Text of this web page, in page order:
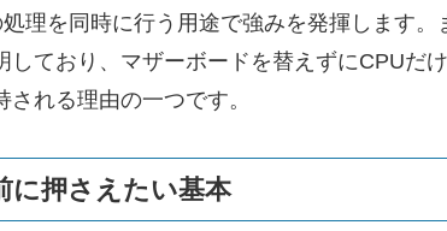
理を同時に行う用途で強みを発揮します。
ており、マザーボードを替えずにCPUだ
れる理由の一つです。
に押さえたい基本